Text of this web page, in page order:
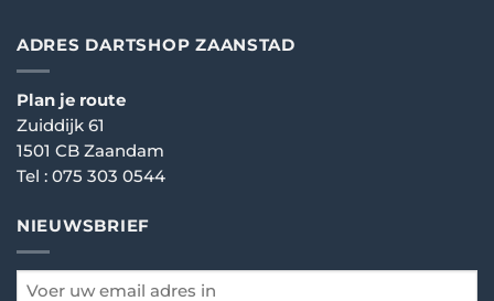
ADRES DARTSHOP ZAANSTAD
Plan je route
Zuiddijk 61
1501 CB Zaandam
Tel : 075 303 0544
NIEUWSBRIEF
email